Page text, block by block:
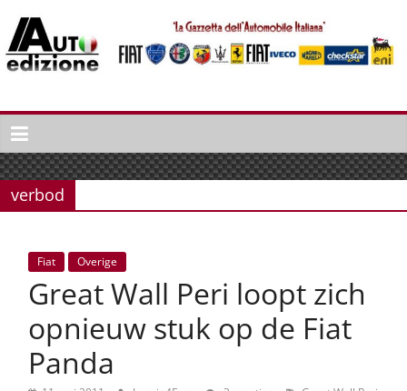
naar
inhoud
Auto
Edizione
La
Gazetta
dell'Automobile
Italiaans
autonieuws
lifestyle
verbod
Fiat Overige
Great Wall Peri loopt zich
opnieuw stuk op de Fiat
Panda